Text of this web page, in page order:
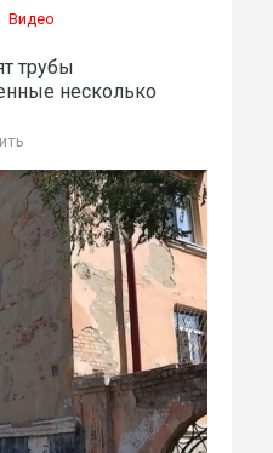
Видео
трубы
несколько